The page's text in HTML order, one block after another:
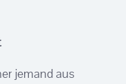
jemand aus